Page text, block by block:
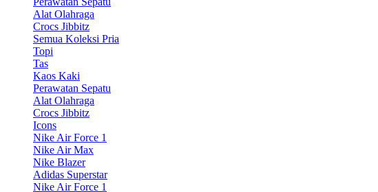
Alat Olahraga
Crocs Jibbitz
Semua Koleksi Pria
Topi
Tas
Kaos Kaki
Perawatan Sepatu
Alat Olahraga
Crocs Jibbitz
Icons
Nike Air Force 1
Nike Air Max
Nike Blazer
Adidas Superstar
Nike Air Force 1